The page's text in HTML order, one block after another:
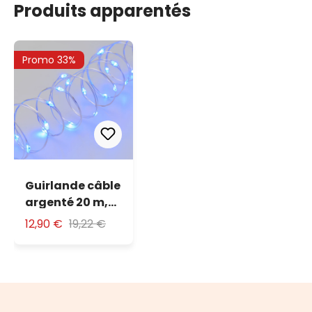
Produits apparentés
Promo 33%
Guirlande câble
argenté 20 m,
400 microled
12,90 € 19,22 €